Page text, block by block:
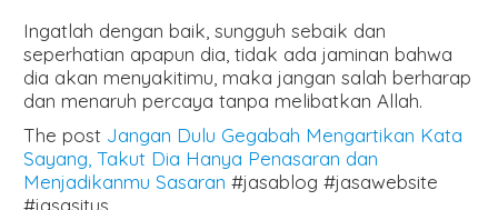
Ingatlah dengan baik, sungguh sebaik dan
seperhatian apapun dia, tidak ada jaminan bahwa
dia akan menyakitimu, maka jangan salah berharap
dan menaruh percaya tanpa melibatkan Allah.
The post Jangan Dulu Gegabah Mengartikan Kata
Sayang, Takut Dia Hanya Penasaran dan
Menjadikanmu Sasaran #jasablog #jasawebsite
#jasasitus